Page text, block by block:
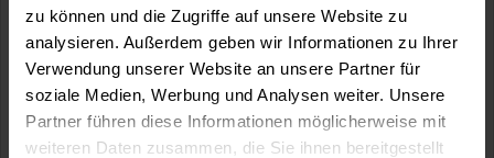
zu können und die Zugriffe auf unsere Website zu
analysieren. Außerdem geben wir Informationen zu Ihrer
Verwendung unserer Website an unsere Partner für
soziale Medien, Werbung und Analysen weiter. Unsere
Partner führen diese Informationen möglicherweise mit
weiteren Daten zusammen, die Sie ihnen bereitgestellt
In denWarenkorb